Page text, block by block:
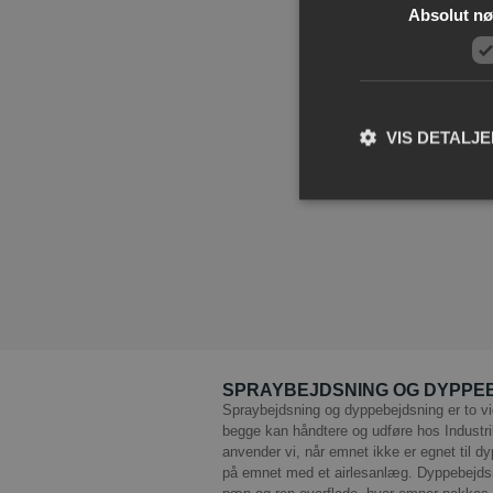
SPRAYBEJDSNING OG
Spraybejdsning og dyppebejdsning er to
begge kan håndtere og udføre hos
anvender vi, når emnet ikke er egnet til
på emnet med et airlesanlæg.
Absolut
VIS